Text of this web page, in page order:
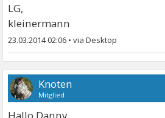
LG,
kleinermann
23.03.2014 02:06 •
Knoten
Mitglied
Hallo Danny,